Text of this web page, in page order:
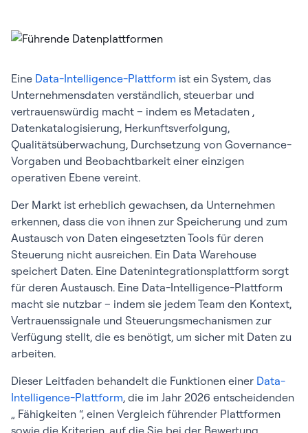
Eine Data-Intelligence-Plattform ist ein System, das
Unternehmensdaten verständlich, steuerbar und
vertrauenswürdig macht – indem es Metadaten ,
Datenkatalogisierung, Herkunftsverfolgung,
Qualitätsüberwachung, Durchsetzung von Governance-
Vorgaben und Beobachtbarkeit einer einzigen
operativen Ebene vereint.
Der Markt ist erheblich gewachsen, da Unternehmen
erkennen, dass die von ihnen zur Speicherung und zum
Austausch von Daten eingesetzten Tools für deren
Steuerung nicht ausreichen. Ein Data Warehouse
speichert Daten. Eine Datenintegrationsplattform sorgt
für deren Austausch. Eine Data-Intelligence-Plattform
macht sie nutzbar – indem sie jedem Team den Kontext,
Vertrauenssignale und Steuerungsmechanismen zur
Verfügung stellt, die es benötigt, um sicher mit Daten zu
arbeiten.
Dieser Leitfaden behandelt die Funktionen einer Data-
Intelligence-Plattform, die im Jahr 2026 entscheidenden
„ Fähigkeiten “, einen Vergleich führender Plattformen
sowie die Kriterien, auf die Sie bei der Bewertung